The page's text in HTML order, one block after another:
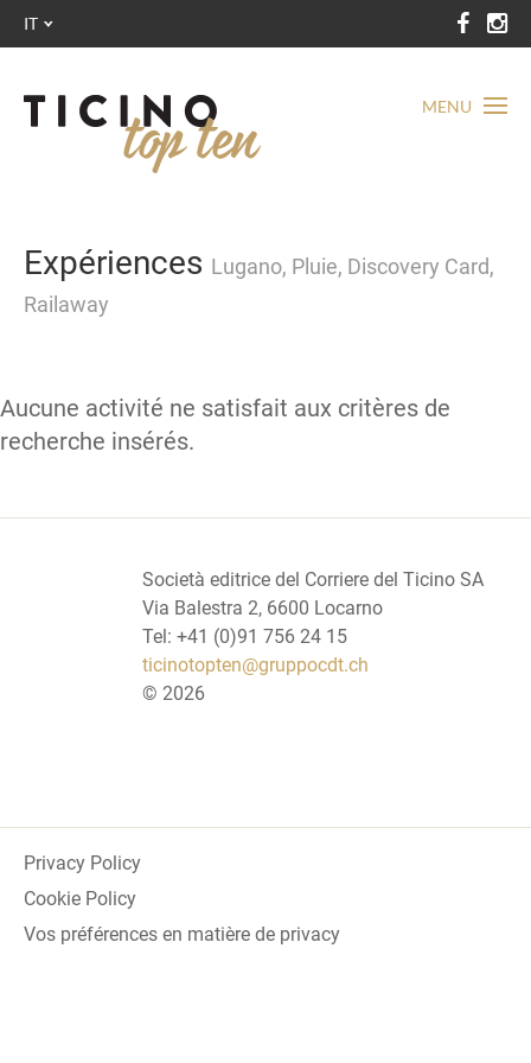
MENU
IT
Expériences Lugano, Pluie, Discovery Card,
Railaway
Aucune activité ne satisfait aux critères de
recherche insérés.
Società editrice del Corriere del Ticino SA
Via Balestra 2, 6600 Locarno
Tel: +41 (0)91 756 24 15
ticinotopten@gruppocdt.ch
© 2026
Privacy Policy
Cookie Policy
Vos préférences en matière de privacy